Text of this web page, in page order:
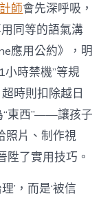
師會先深呼吸，
同等的語氣溝
應用公約》，明
小時禁機”等規
時則扣除越日
“東西”——讓孩子
照片、制作視
陞了實用技巧。
’，而是‘被信